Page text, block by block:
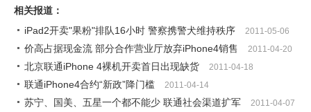
相关报道：
iPad2开卖"果粉"排队16小时 警察携警犬维持秩序
2011-05-06
价高占据现金流 部分合作营业厅放弃iPhone4销售 2011-04-20
北京联通iPhone 4裸机开卖首日出现缺货 2011-04-18
联通iPhone4合约“新政”降门槛 2011-04-14
苏宁、国美、五星一个都不能少 联通社会渠道扩军 2011-04-07